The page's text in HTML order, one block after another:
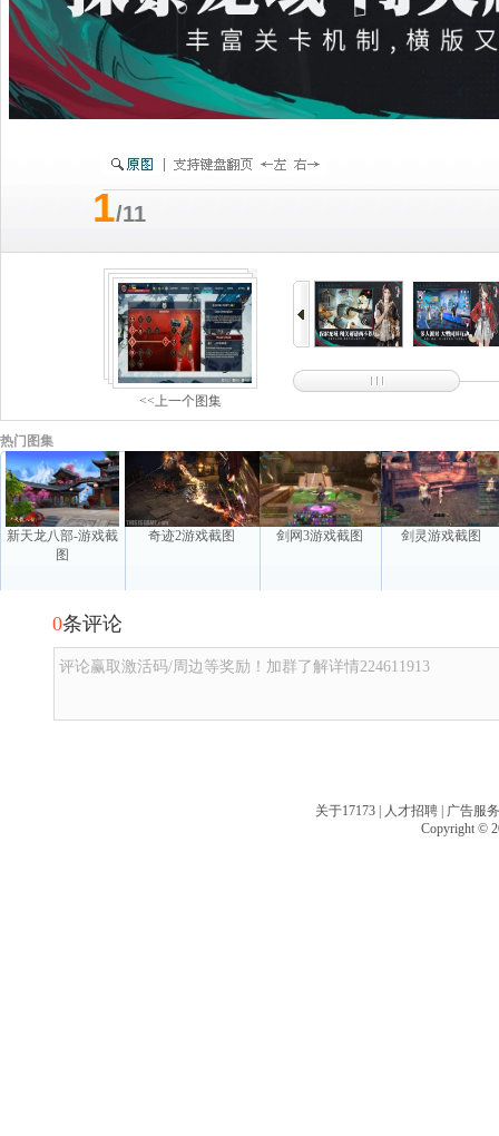
1/11
<<上一个图集
热门图集
新天龙八部-游戏截
图
奇迹2游戏截图 剑网3游戏截图 剑灵游戏截图
0条评论
评论赢取激活码/周边等奖励！加群了解详情224611913
关于17173 | 人才招聘 | 广告服务
Copyright ©